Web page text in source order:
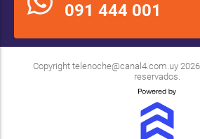
091 444 001
Copyright telenoche@canal4.com.uy
reservados.